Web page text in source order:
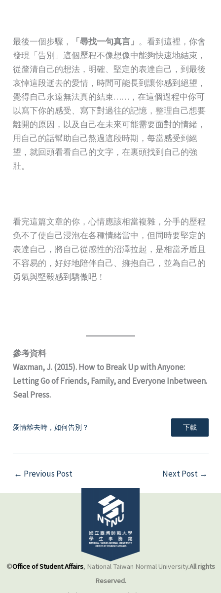
最後一個步驟， 「尋找一句真言」 。看到這裡，你會
發現「告別」這個歷程不像想像中能夠快速地結束，
從釐清自己的想法，明確、堅定的表達自己，到最後
哀悼這段逝去的愛情，時間可能長到讓你感到絕望，
覺得自己永遠無法真的結束……，在這個過程中你可
以寫下你的感受、寫下對過往的記憶，整理自己想要
離開的原因，以及自己在未來可能需要面對的情緒，
用自己的話幫助自己熬過這段時期，每當感受到絕
望，就回頭看看自己的文字，在裏頭找到自己的強
壯。
看完這篇文章的你，心情應該相當複雜，分手的歷程
免不了使自己浸泡在各種情緒當中，但同時要堅定的
表達自己，將自己從感性的沼澤拉起，是相當矛盾且
不容易的，好好地陪伴自己、擁抱自己，並為自己的
勇氣與堅毅感到驕傲吧！
參考資料
Waxman, J. (2015). How to Break Up with Anyone:
Letting Go of Friends, Family, and Everyone Inbetween.
Seal Press.
愛情離去時，如何告別？ 下載
← Previous Post Next Post →
©Office of Student Affairs, National Taiwan Normal University.All rights
Reserved.